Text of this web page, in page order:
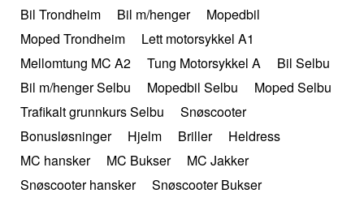
Bil Trondheim
Bil m/henger
Mopedbil
Moped Trondheim
Lett motorsykkel A1
Mellomtung MC A2
Tung Motorsykkel A
Bil Selbu
Bil m/henger Selbu
Mopedbil Selbu
Moped Selbu
Trafikalt grunnkurs Selbu
Snøscooter
Bonusløsninger
Hjelm Briller
Heldress
MC hansker
MC Bukser
MC Jakker
Snøscooter hansker
Snøscooter Bukser